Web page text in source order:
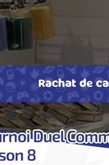
Rachat de
Duel
8